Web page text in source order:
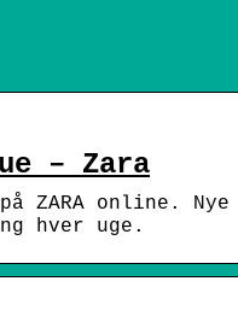
– Zara
online. Nye
hver uge.